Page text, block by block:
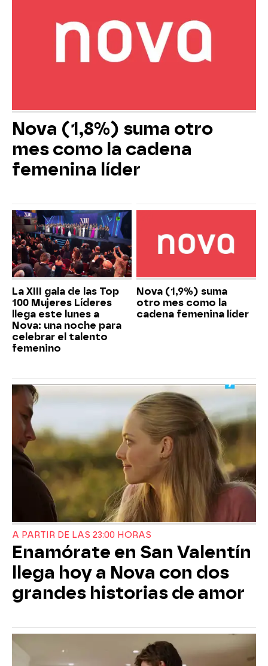
Nova (1,8%) suma otro
mes como la cadena
femenina líder
La XIII gala de las Top
100 Mujeres Líderes
llega este lunes a
Nova: una noche para
celebrar el talento
femenino
Nova (1,9%) suma
otro mes como la
cadena femenina líder
A PARTIR DE LAS 23:00 HORAS
Enamórate en San Valentín
llega hoy a Nova con dos
grandes historias de amor